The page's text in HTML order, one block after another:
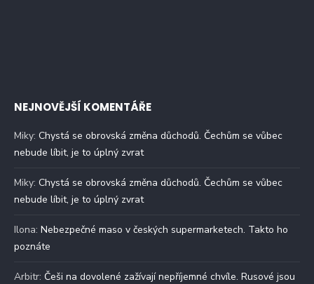
NEJNOVĚJŠÍ KOMENTÁŘE
Miky: Chystá se obrovská změna důchodů. Čechům se vůbec
nebude líbit, je to úplný zvrat
Miky: Chystá se obrovská změna důchodů. Čechům se vůbec
nebude líbit, je to úplný zvrat
Ilona: Nebezpečné maso v českých supermarketech. Takto ho
poznáte
Arbitr: Češi na dovolené zažívají nepříjemné chvíle. Rusové jsou